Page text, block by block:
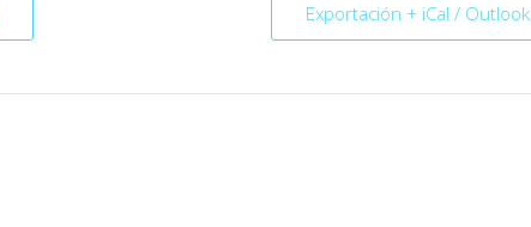
Exportación + iCal / Outlook